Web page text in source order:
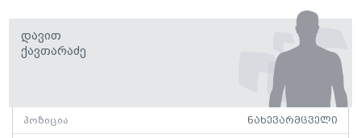
Დავით
Ქავთარაძე
პოზიცია ნახევარმცველი